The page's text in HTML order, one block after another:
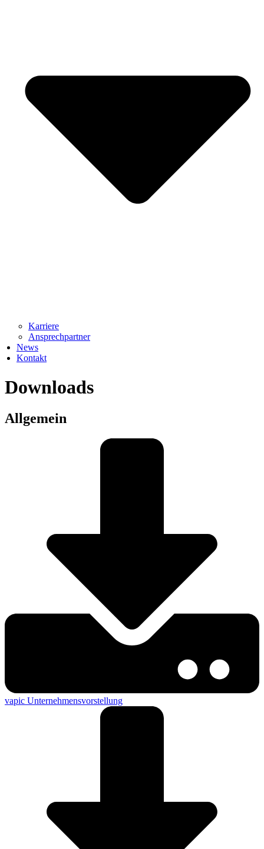
Karriere
Ansprechpartner
News
Kontakt
Downloads
Allgemein
vapic Unternehmensvorstellung